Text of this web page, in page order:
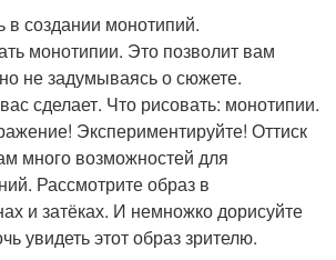
в создании монотипий.
монотипии. Это позволит вам
не задумываясь о сюжете.
сделает. Что рисовать: монотипии.
Экспериментируйте! Оттиск
много возможностей для
Рассмотрите образ в
и затёках. И немножко дорисуйте
увидеть этот образ зрителю.